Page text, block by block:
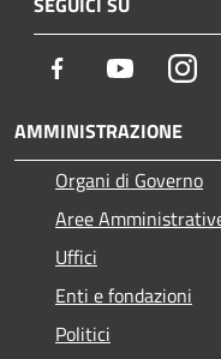
Facebook Youtube
AMMINISTRAZIONE
Organi di Governo
Aree
Uffici
Enti e fondazioni
Politici